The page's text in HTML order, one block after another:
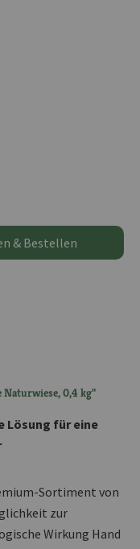
& Bestellen
0,4 kg"
Lösung für eine
Sortiment von
zur
Wirkung Hand